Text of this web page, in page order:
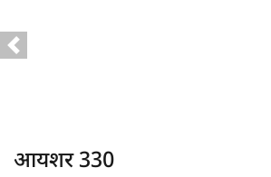
आयशर 330